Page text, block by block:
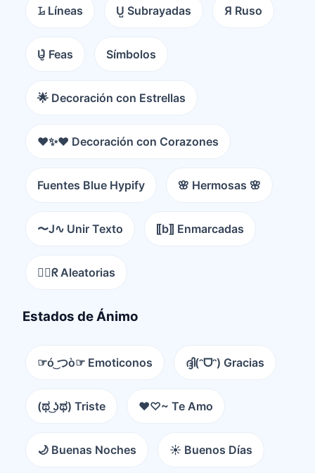
𝙻̷ Líneas U̺ Subrayadas Я Ruso
U̵̮̽ Feas Símbolos
🌟 Decoración con Estrellas
❤️✨❤️ Decoración con Corazones
Fuentes Blue Hypify 🌸 Hermosas 🌸
〜J∿ Unir Texto ⟦b⟧ Enmarcadas
😵‍💫ᖇ Aleatorias
Estados de Ánimo
☞ó ͜つò☞ Emoticonos ദ്ദി(ᵔᗜᵔ) Gracias
(ಥ ͜ʖಥ) Triste ♥♡~ Te Amo
🌙 Buenas Noches ☀️ Buenos Días